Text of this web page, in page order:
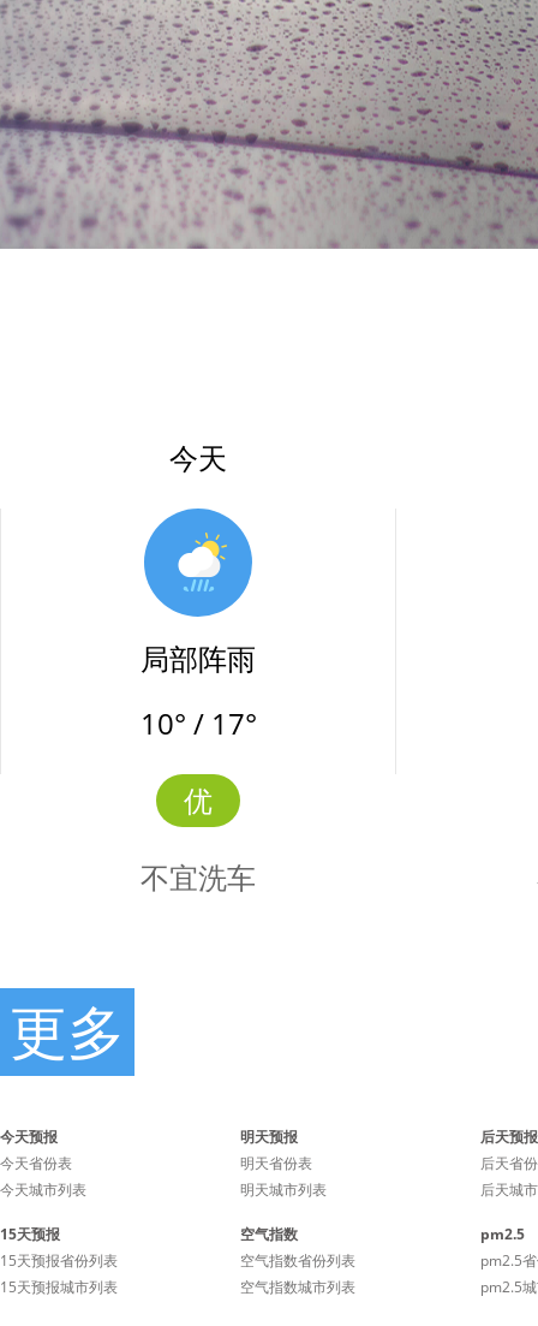
今天
局部阵雨
10° / 17°
优
不宜洗车
洗车
不宜洗车，未来24小时内
有雨，如果在此期间洗车，
雨水和路上的泥水可能会再
不宜
有雨，
雨水和
更多
时景
今天预报
今天省份表
今天城市列表
明天预报
明天省份表
明天城市列表
后天预报
后天省
后天城
15天预报
15天预报省份列表
15天预报城市列表
空气指数
空气指数省份列表
空气指数城市列表
pm2.5
pm2.5
pm2.5